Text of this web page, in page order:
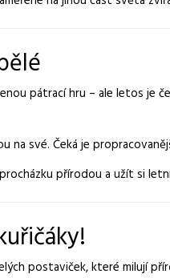
pátrací hru – ale letos je
na své. Čeká je
přírodou a užít si
postaviček, které milují